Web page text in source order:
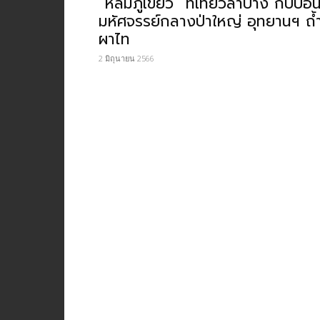
มหัศจรรย์กลางป่าใหญ่ อุทยานฯ ถ้
ผาไท
2 มิถุนายน 2566